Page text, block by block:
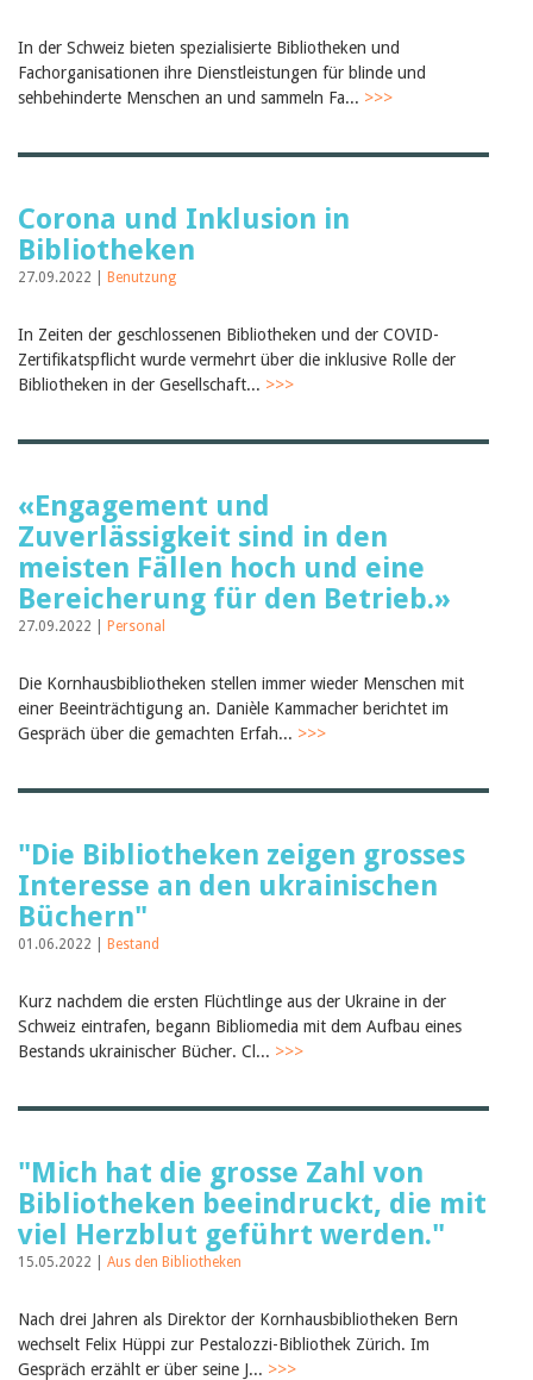
2024
2023
2022
2017
2016
2015
2014
In der Schweiz bieten spezialisierte Bibliotheken und
Fachorganisationen ihre Dienstleistungen für blinde und
sehbehinderte Menschen an und sammeln Fa... >>>
Corona und Inklusion in
Bibliotheken
27.09.2022 | Benutzung
In Zeiten der geschlossenen Bibliotheken und der COVID-
Zertifikatspflicht wurde vermehrt über die inklusive Rolle der
Bibliotheken in der Gesellschaft... >>>
«Engagement und
Zuverlässigkeit sind in den
meisten Fällen hoch und eine
Bereicherung für den Betrieb.»
27.09.2022 | Personal
Die Kornhausbibliotheken stellen immer wieder Menschen mit
einer Beeinträchtigung an. Danièle Kammacher berichtet im
Gespräch über die gemachten Erfah... >>>
"Die Bibliotheken zeigen grosses
Interesse an den ukrainischen
Büchern"
01.06.2022 | Bestand
Kurz nachdem die ersten Flüchtlinge aus der Ukraine in der
Schweiz eintrafen, begann Bibliomedia mit dem Aufbau eines
Bestands ukrainischer Bücher. Cl... >>>
"Mich hat die grosse Zahl von
Bibliotheken beeindruckt, die mit
viel Herzblut geführt werden."
15.05.2022 | Aus den Bibliotheken
Nach drei Jahren als Direktor der Kornhausbibliotheken Bern
wechselt Felix Hüppi zur Pestalozzi-Bibliothek Zürich. Im
Gespräch erzählt er über seine J... >>>